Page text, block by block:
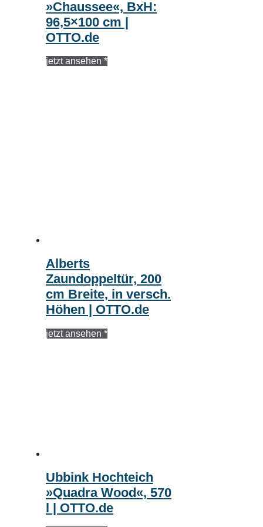
»Chaussee«, BxH:
96,5×100 cm |
OTTO.de
jetzt ansehen *
Alberts
Zaundoppeltür, 200
cm Breite, in versch.
Höhen | OTTO.de
jetzt ansehen *
Ubbink Hochteich
»Quadra Wood«, 570
l | OTTO.de